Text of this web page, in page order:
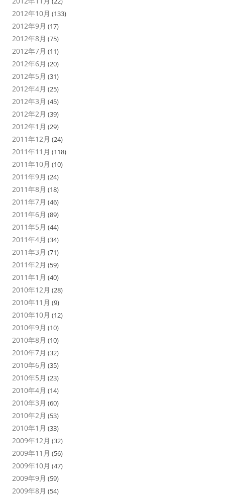
2012年10月 (133)
2012年9月 (17)
2012年8月 (75)
2012年7月 (11)
2012年6月 (20)
2012年5月 (31)
2012年4月 (25)
2012年3月 (45)
2012年2月 (39)
2012年1月 (29)
2011年12月 (24)
2011年11月 (118)
2011年10月 (10)
2011年9月 (24)
2011年8月 (18)
2011年7月 (46)
2011年6月 (89)
2011年5月 (44)
2011年4月 (34)
2011年3月 (71)
2011年2月 (59)
2011年1月 (40)
2010年12月 (28)
2010年11月 (9)
2010年10月 (12)
2010年9月 (10)
2010年8月 (10)
2010年7月 (32)
2010年6月 (35)
2010年5月 (23)
2010年4月 (14)
2010年3月 (60)
2010年2月 (53)
2010年1月 (33)
2009年12月 (32)
2009年11月 (56)
2009年10月 (47)
2009年9月 (59)
2009年8月 (54)